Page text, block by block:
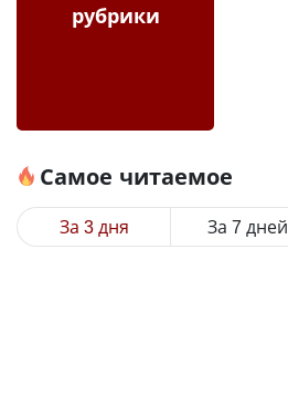
рубрики
Самое читаемое
За 3 дня За 7 дней